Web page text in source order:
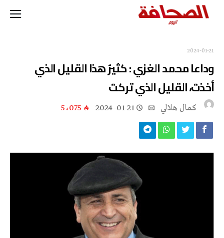
2024-01-21
وداعا محمد الغزي : كثيرٌ هذا القليل الذي
أخذتَ، القليل الذي تركتَ
كمال هلالي 2024-01-21 5٬075